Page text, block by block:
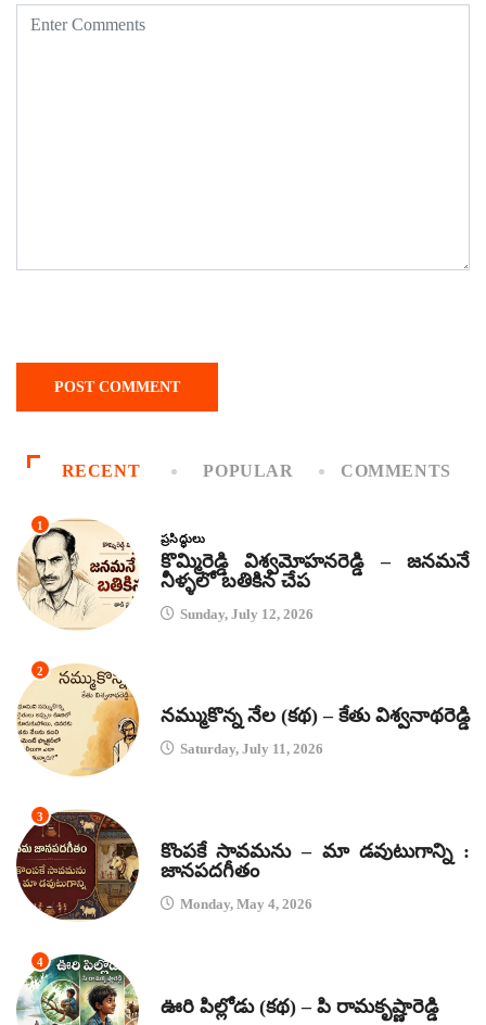
RECENT POPULAR COMMENTS
1
ప్రసిద్ధులు
కొమ్మిరెడ్డి విశ్వమోహనరెడ్డి – జనమనే
నీళ్ళలో బతికిన చేప
Sunday, July 12, 2026
2
నమ్ముకొన్న నేల (కథ) – కేతు విశ్వనాథరెడ్డి
Saturday, July 11, 2026
3
కొంపకే సావమను – మా డవుటుగాన్ని :
జానపదగీతం
Monday, May 4, 2026
4
ఊరి పిల్లోడు (కథ) – పి రామకృష్ణారెడ్డి